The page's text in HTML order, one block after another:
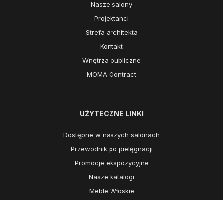
Nasze salony
Projektanci
Strefa architekta
Kontakt
Wnętrza publiczne
MOMA Contract
UŻYTECZNE LINKI
Dostępne w naszych salonach
Przewodnik po pielęgnacji
Promocje ekspozycyjne
Nasze katalogi
Meble Włoskie